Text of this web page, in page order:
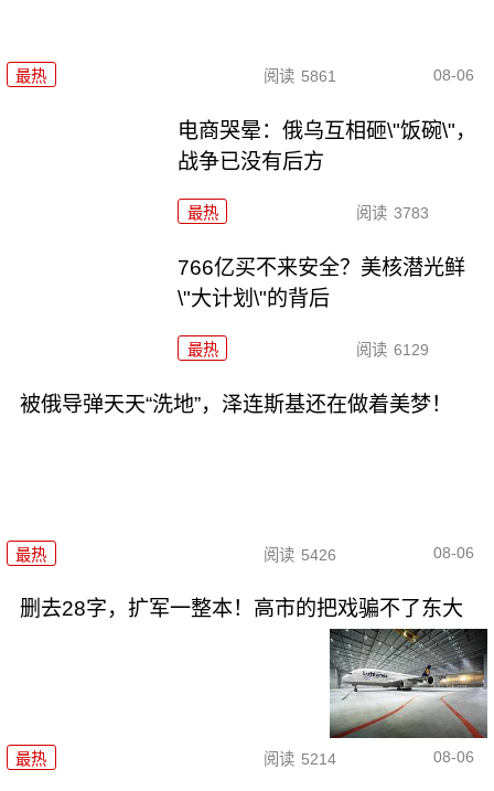
最热 阅读 5861 08-06
电商哭晕：俄乌互相砸\"饭碗\"，
战争已没有后方
最热 阅读 3783
766亿买不来安全？美核潜光鲜
\"大计划\"的背后
最热 阅读 6129
被俄导弹天天“洗地”，泽连斯基还在做着美梦！
最热 阅读 5426 08-06
删去28字，扩军一整本！高市的把戏骗不了东大
最热 阅读 5214 08-06